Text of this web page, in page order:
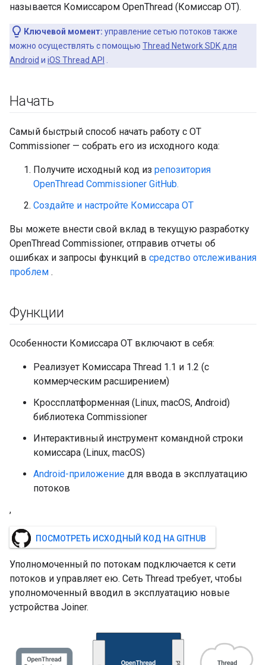
называется Комиссаром OpenThread (Комиссар OT).
Ключевой момент: управление сетью потоков также
можно осуществлять с помощью Thread Network SDK для
Android и iOS Thread API .
Начать
Самый быстрый способ начать работу с OT
Commissioner — собрать его из исходного кода:
Получите исходный код из репозитория
OpenThread Commissioner GitHub.
Создайте и настройте Комиссара OT
Вы можете внести свой вклад в текущую разработку
OpenThread Commissioner, отправив отчеты об
ошибках и запросы функций в средство отслеживания
проблем .
Функции
Особенности Комиссара OT включают в себя:
Реализует Комиссара Thread 1.1 и 1.2 (с
коммерческим расширением)
Кроссплатформенная (Linux, macOS, Android)
библиотека Commissioner
Интерактивный инструмент командной строки
комиссара (Linux, macOS)
Android-приложение для ввода в эксплуатацию
потоков
,
ПОСМОТРЕТЬ ИСХОДНЫЙ КОД НА GITHUB
Уполномоченный по потокам подключается к сети
потоков и управляет ею. Сеть Thread требует, чтобы
уполномоченный вводил в эксплуатацию новые
устройства Joiner.